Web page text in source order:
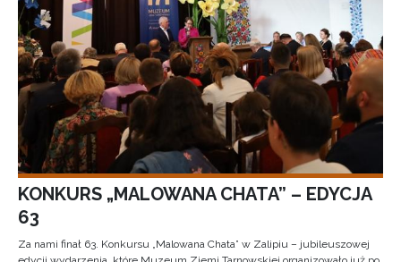
KONKURS „MALOWANA CHATA” – EDYCJA
63
Za nami finał 63. Konkursu „Malowana Chata” w Zalipiu – jubileuszowej